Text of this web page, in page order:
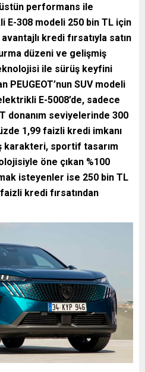
performans ile
E-308 modeli 250 bin TL için
kredi fırsatıyla satın
düzeni ve gelişmiş
ile sürüş keyfini
PEUGEOT’nun SUV modeli
E-5008’de, sadece
donanım seviyelerinde 300
1,99 faizli kredi imkanı
karakteri, sportif tasarım
öne çıkan %100
isteyenler ise 250 bin TL
kredi fırsatından